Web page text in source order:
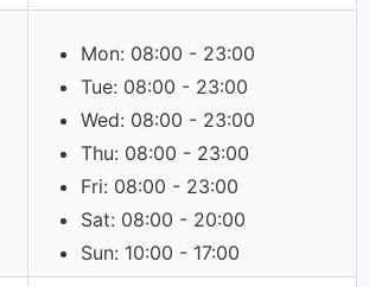
Mon: 08:00 - 23:00
Tue: 08:00 - 23:00
Wed: 08:00 - 23:00
Thu: 08:00 - 23:00
Fri: 08:00 - 23:00
Sat: 08:00 - 20:00
Sun: 10:00 - 17:00